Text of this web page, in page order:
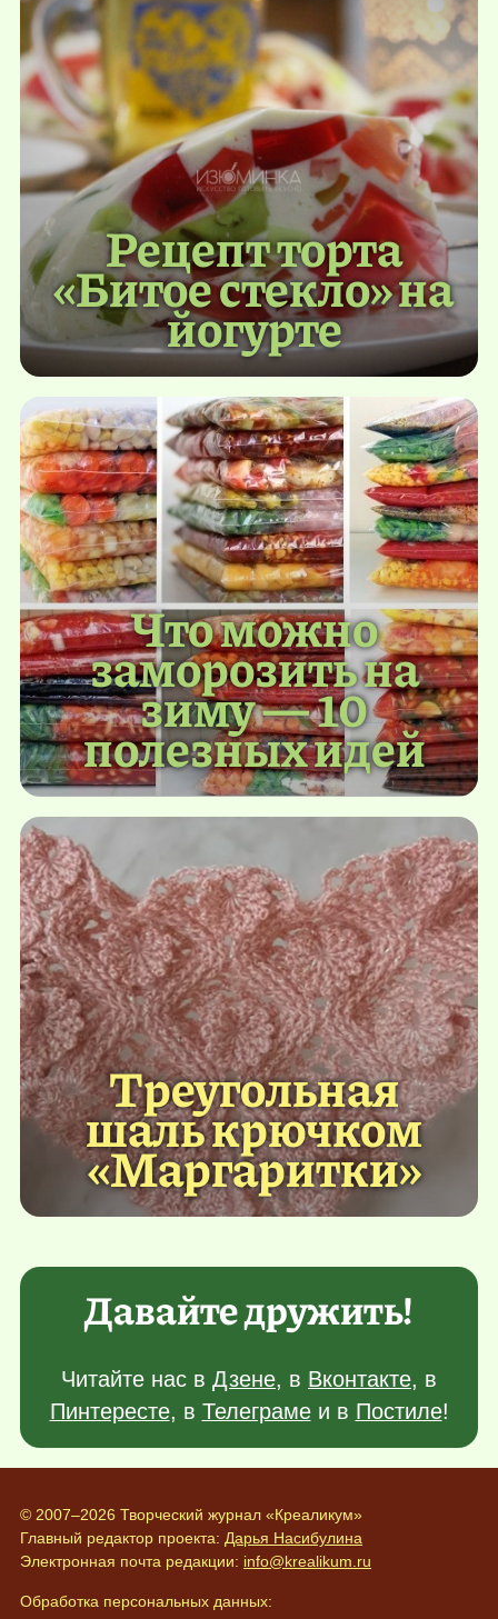
Рецепт торта
«Битое стекло» на
йогурте
Что можно
заморозить на
зиму — 10
полезных идей
Треугольная
шаль крючком
«Маргаритки»
Давайте дружить!
Читайте нас в Дзене, в Вконтакте, в
Пинтересте, в Телеграмеи в Постиле!
© 2007–2026 Творческий журнал «Креаликум»
Главный редактор проекта: Дарья Насибулина
Электронная почта редакции: info@krealikum.ru
Обработка персональных данных: